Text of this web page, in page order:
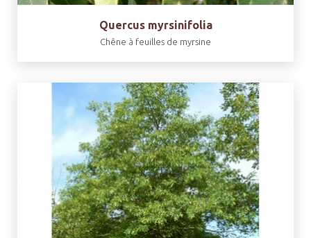
Quercus myrsinifolia
Chêne à feuilles de myrsine